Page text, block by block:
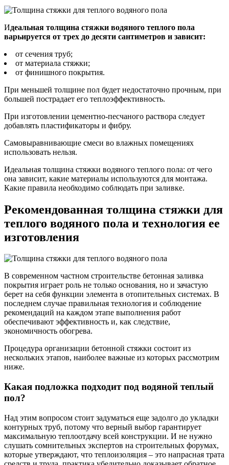
Идеальная толщина стяжки водяного теплого пола
варьируется от трех до десяти сантиметров и зависит:
от сечения труб;
от материала стяжки;
от финишного покрытия.
При меньшей толщине пол будет недостаточно прочным, при
большей пострадает его теплоэффективность.
При изготовлении цементно-песчаного раствора следует
добавлять пластификаторы и фибру.
Самовыравнивающие смеси во влажных помещениях
использовать нельзя.
Идеальная толщина стяжки водяного теплого пола: от чего
она зависит, какие материалы используются для монтажа.
Какие правила необходимо соблюдать при заливке.
Рекомендованная толщина стяжки для
теплого водяного пола и технология ее
изготовления
В современном частном строительстве бетонная заливка
покрытия играет роль не только основания, но и зачастую
берет на себя функции элемента в отопительных системах. В
последнем случае правильная технология и соблюдение
рекомендаций на каждом этапе выполнения работ
обеспечивают эффективность и, как следствие,
экономичность обогрева.
Процедура организации бетонной стяжки состоит из
нескольких этапов, наиболее важные из которых рассмотрим
ниже.
Какая подложка подходит под водяной теплый
пол?
Над этим вопросом стоит задуматься еще задолго до укладки
контурных труб, потому что верный выбор гарантирует
максимальную теплоотдачу всей конструкции. И не нужно
слушать сомнительных экспертов на строительных форумах,
которые утверждают, что теплоизоляция – это напрасная трата